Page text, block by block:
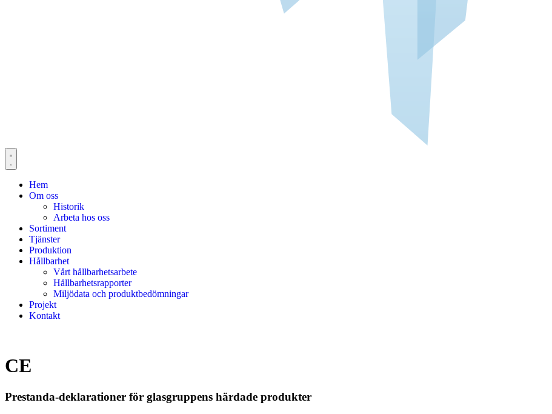
Hem
Om oss
Historik
Arbeta hos oss
Sortiment
Tjänster
Produktion
Hållbarhet
Vårt hållbarhetsarbete
Hållbarhetsrapporter
Miljödata och produktbedömningar
Projekt
Kontakt
CE
Prestanda-deklarationer för glasgruppens härdade produkter